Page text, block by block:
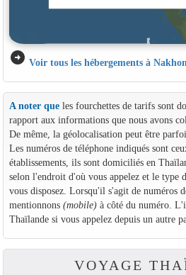
arrow_circle_right Voir tous les hébergements à
A noter queles fourchettes de tarifs sont
rapport aux informations que nous avons
De même, la géolocalisation peut être
Les numéros de téléphone indiqués sont
établissements, ils sont domiciliés en
selon l'endroit d'où vous appelez et le type
vous disposez. Lorsqu'il s'agit de numéros
mentionnons (mobile)à côté du numéro.
Thaïlande si vous appelez depuis un autre
VOYAGE